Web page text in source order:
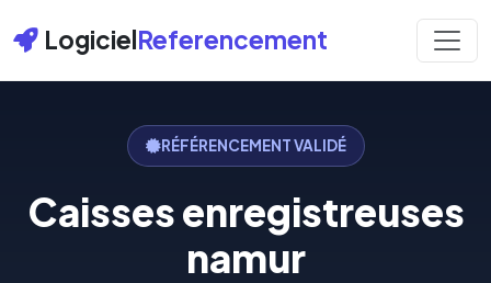
LogicielReferencement
RÉFÉRENCEMENT VALIDÉ
Caisses enregistreuses
namur